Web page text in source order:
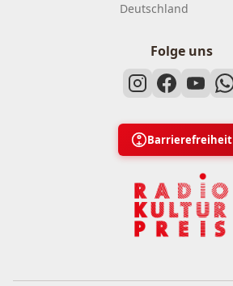
Deutschland
Folge uns
Barrierefreiheit